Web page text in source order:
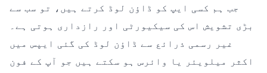
جب ہم کسی ایپ کو ڈاؤن لوڈ کرتے ہیں، تو سب سے
بڑی تشویش اس کی سیکیورٹی اور رازداری ہوتی ہے۔
غیر رسمی ذرائع سے ڈاؤن لوڈ کی گئی ایپس میں
اکثر میلویئر یا وائرس ہو سکتے ہیں جو آپ کے فون